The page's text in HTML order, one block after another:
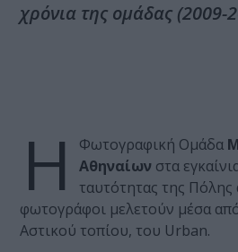
χρόνια της ομάδας (2009-
Η Φωτογραφική Ομάδα
Αθηναίων στα
ταυτότητας της
φωτογράφοι μελετούν μέσα
Αστικού τοπίου, του Urban.